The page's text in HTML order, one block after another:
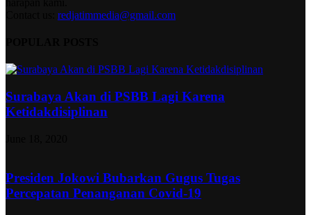
redjatimmedia@gmail.com
Surabaya Akan di PSBB Lagi Karena
Ketidakdisiplinan
Presiden Jokowi Bubarkan Gugus Tugas
Percepatan Penanganan Covid-19